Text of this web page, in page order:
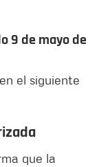
9 de mayo de
el siguiente
que la